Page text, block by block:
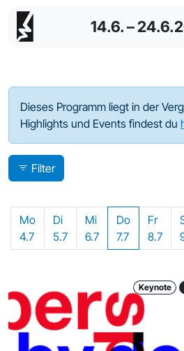
14.6. –
Programm - 2022
Dieses Programm liegt in der
Highlights und Events findest du
Filter
Mo
4.7
Di
5.7
Mi
6.7
Do
7.7
Fr
8.7
Keynote